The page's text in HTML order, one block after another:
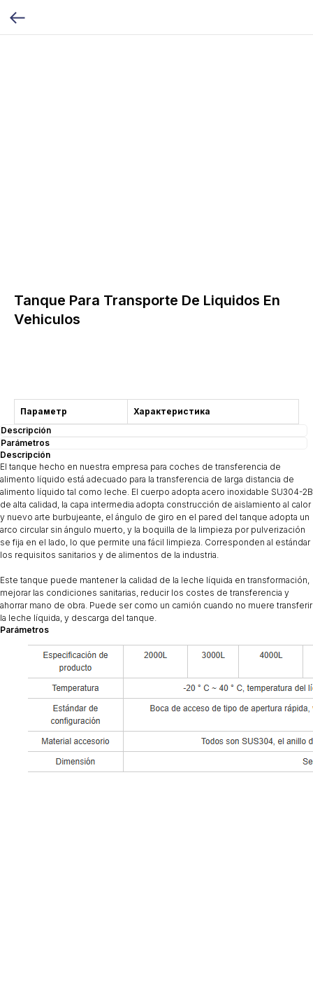
Tanque Para Transporte De Liquidos En
Vehiculos
Параметр
Характеристика
Descripción
Parámetros
Descripción
El tanque hecho en nuestra empresa para coches de transferencia de
alimento líquido está adecuado para la transferencia de larga distancia de
alimento líquido tal como leche. El cuerpo adopta acero inoxidable SU304-2B
de alta calidad, la capa intermedia adopta construcción de aislamiento al calor
y nuevo arte burbujeante, el ángulo de giro en el pared del tanque adopta un
arco circular sin ángulo muerto, y la boquilla de la limpieza por pulverización
se fija en el lado, lo que permite una fácil limpieza. Corresponden al estándar
los requisitos sanitarios y de alimentos de la industria.
Este tanque puede mantener la calidad de la leche líquida en transformación,
mejorar las condiciones sanitarias, reducir los costes de transferencia y
ahorrar mano de obra. Puede ser como un camión cuando no muere transferir
la leche líquida, y descarga del tanque.
Parámetros